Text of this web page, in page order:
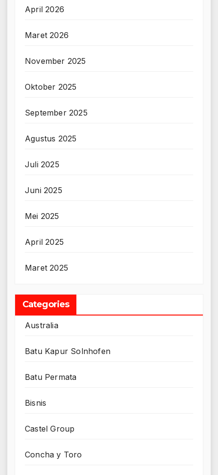
April 2026
Maret 2026
November 2025
Oktober 2025
September 2025
Agustus 2025
Juli 2025
Juni 2025
Mei 2025
April 2025
Maret 2025
Categories
Australia
Batu Kapur Solnhofen
Batu Permata
Bisnis
Castel Group
Concha y Toro